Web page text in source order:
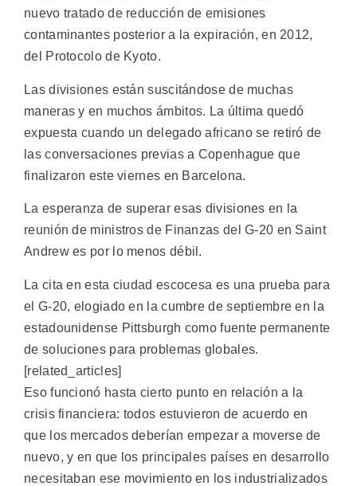
nuevo tratado de reducción de emisiones
contaminantes posterior a la expiración, en 2012,
del Protocolo de Kyoto.
Las divisiones están suscitándose de muchas
maneras y en muchos ámbitos. La última quedó
expuesta cuando un delegado africano se retiró de
las conversaciones previas a Copenhague que
finalizaron este viernes en Barcelona.
La esperanza de superar esas divisiones en la
reunión de ministros de Finanzas del G-20 en Saint
Andrew es por lo menos débil.
La cita en esta ciudad escocesa es una prueba para
el G-20, elogiado en la cumbre de septiembre en la
estadounidense Pittsburgh como fuente permanente
de soluciones para problemas globales.
[related_articles]
Eso funcionó hasta cierto punto en relación a la
crisis financiera: todos estuvieron de acuerdo en
que los mercados deberían empezar a moverse de
nuevo, y en que los principales países en desarrollo
necesitaban ese movimiento en los industrializados